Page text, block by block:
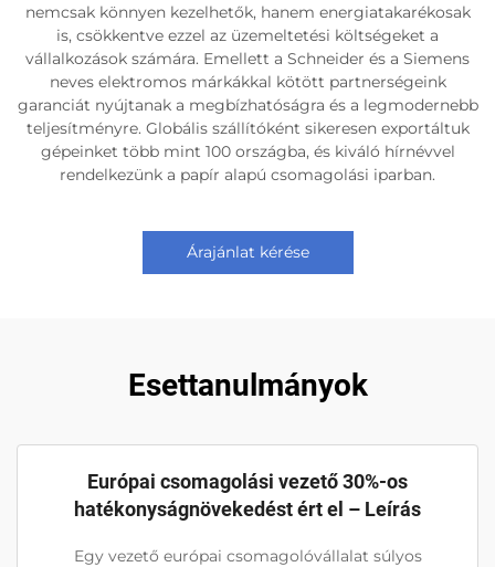
nemcsak könnyen kezelhetők, hanem energiatakarékosak
is, csökkentve ezzel az üzemeltetési költségeket a
vállalkozások számára. Emellett a Schneider és a Siemens
neves elektromos márkákkal kötött partnerségeink
garanciát nyújtanak a megbízhatóságra és a legmodernebb
teljesítményre. Globális szállítóként sikeresen exportáltuk
gépeinket több mint 100 országba, és kiváló hírnévvel
rendelkezünk a papír alapú csomagolási iparban.
Árajánlat kérése
Esettanulmányok
Európai csomagolási vezető 30%-os
hatékonyságnövekedést ért el – Leírás
Egy vezető európai csomagolóvállalat súlyos